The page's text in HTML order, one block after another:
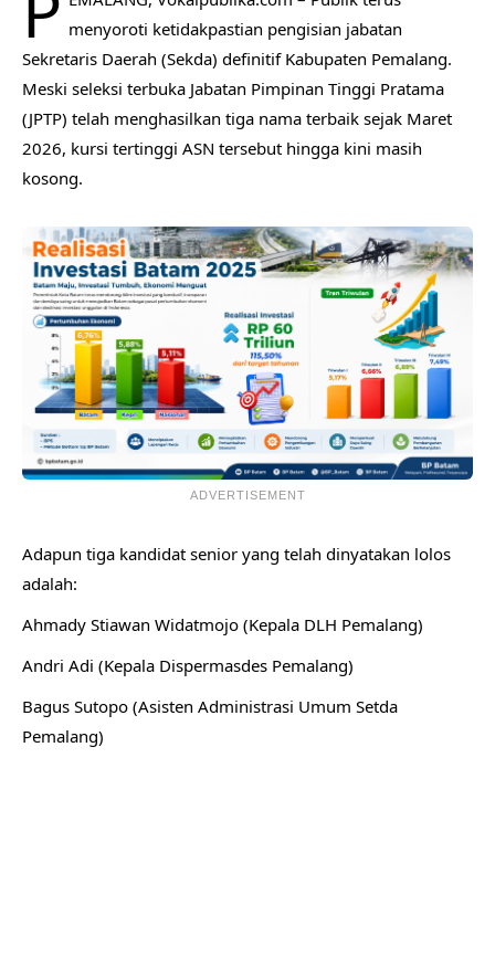
menyoroti ketidakpastian pengisian jabatan
Sekretaris Daerah (Sekda) definitif Kabupaten Pemalang.
Meski seleksi terbuka Jabatan Pimpinan Tinggi Pratama
(JPTP) telah menghasilkan tiga nama terbaik sejak Maret
2026, kursi tertinggi ASN tersebut hingga kini masih
kosong.
ADVERTISEMENT
​Adapun tiga kandidat senior yang telah dinyatakan lolos
adalah:
​Ahmady Stiawan Widatmojo (Kepala DLH Pemalang)
​Andri Adi (Kepala Dispermasdes Pemalang)
​Bagus Sutopo (Asisten Administrasi Umum Setda
Pemalang)